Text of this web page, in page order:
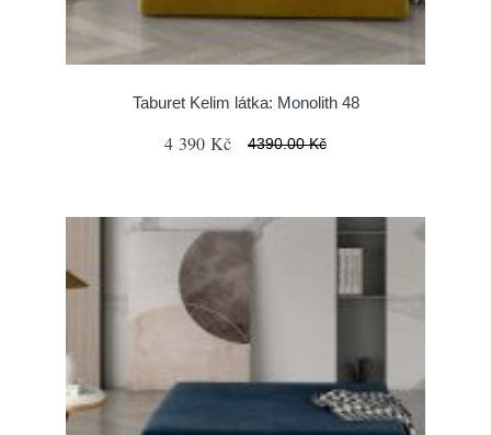
Taburet Kelim látka: Monolith 48
4 390 Kč 4390.00 Kč